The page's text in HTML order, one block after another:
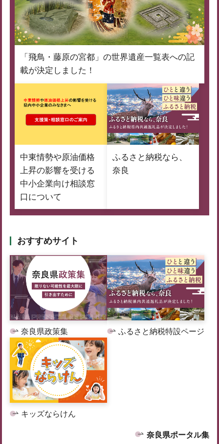
「飛鳥・藤原の宮都」の世界遺産一覧表への記
載が決定しました！
中東情勢や原油価格
上昇の影響を受ける
中小企業向け相談窓
口について
ふるさと納税なら、
奈良
おすすめサイト
奈良県政策集 ふるさと納税特設ページ
キッズならけん
奈良県ポータル集